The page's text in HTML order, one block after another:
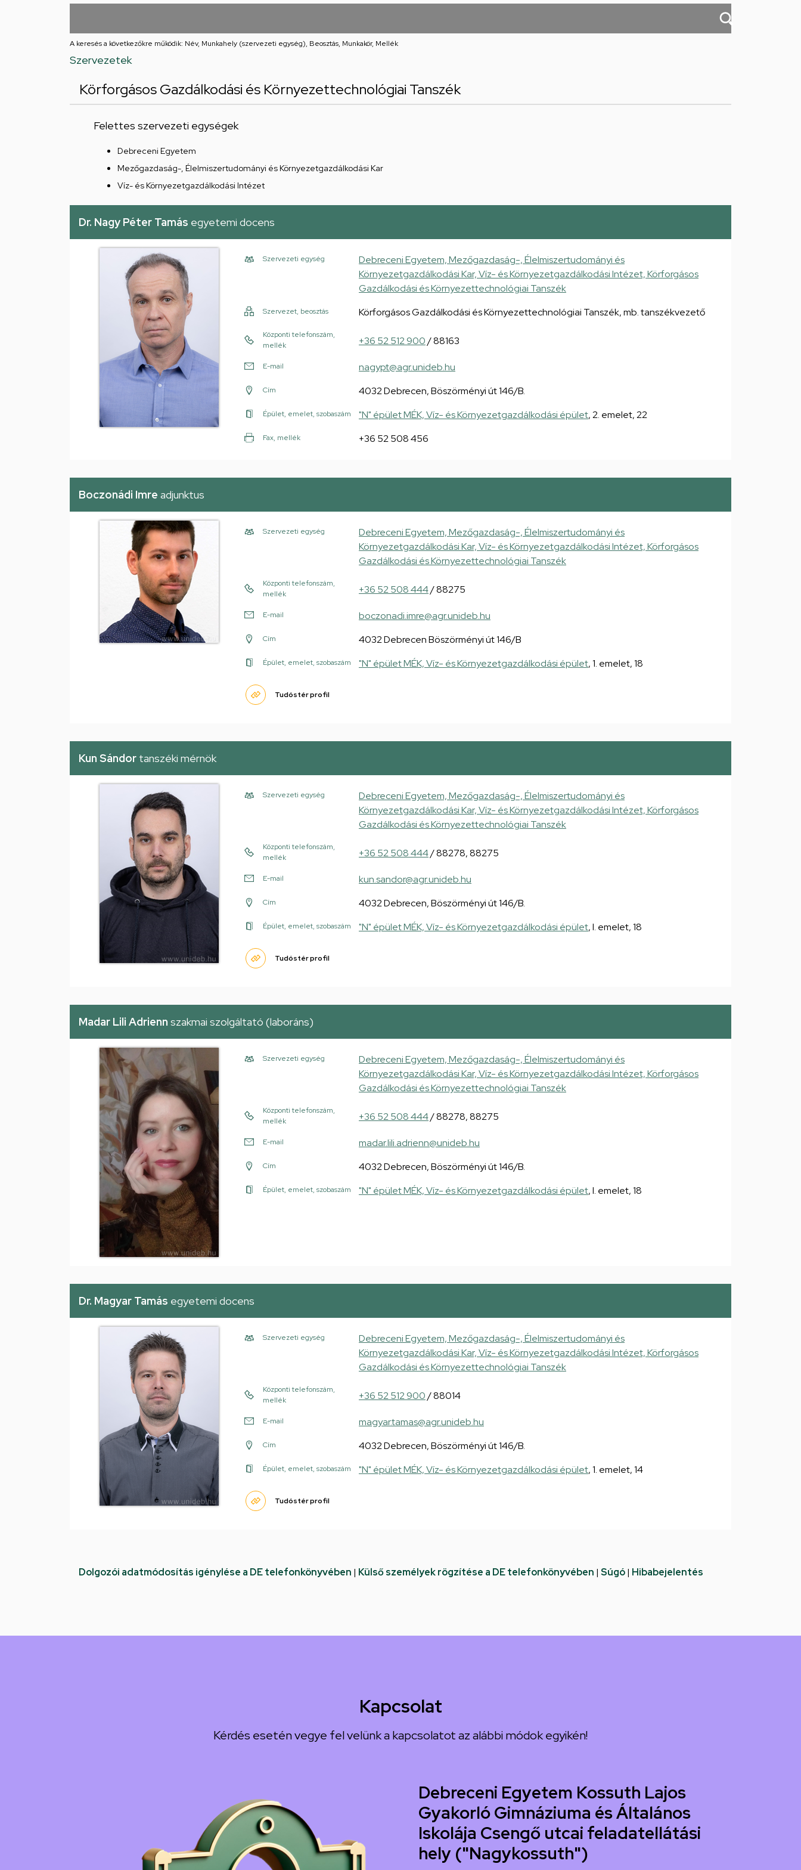
feladatellátási
A keresés a következőkre működik: Név, Munkahely (szervezeti egység), Beosztás, Munkakör, Mellék
Szervezetek
Körforgásos Gazdálkodási és Környezettechnológiai Tanszék
Felettes szervezeti egységek
Debreceni Egyetem
Mezőgazdaság-, Élelmiszertudományi és Környezetgazdálkodási Kar
Víz- és Környezetgazdálkodási Intézet
Dr. Nagy Péter Tamás egyetemi docens
Szervezeti egység
Debreceni Egyetem, Mezőgazdaság-, Élelmiszertudományi és
Környezetgazdálkodási Kar, Víz- és Környezetgazdálkodási Intézet, Körforgásos
Gazdálkodási és Környezettechnológiai Tanszék
Szervezet, beosztás Körforgásos Gazdálkodási és Környezettechnológiai Tanszék, mb. tanszékvezető
Központi telefonszám,
mellék
+36 52 512 900/ 88163
E-mail nagypt@agr.unideb.hu
Cím 4032 Debrecen, Böszörményi út 146/B.
Épület, emelet, szobaszám "N" épület MÉK, Víz- és Környezetgazdálkodási épület, 2. emelet, 22
Fax, mellék +36 52 508 456
Boczonádi Imre adjunktus
Szervezeti egység
Debreceni Egyetem, Mezőgazdaság-, Élelmiszertudományi és
Környezetgazdálkodási Kar, Víz- és Környezetgazdálkodási Intézet, Körforgásos
Gazdálkodási és Környezettechnológiai Tanszék
Központi telefonszám,
mellék
+36 52 508 444/ 88275
E-mail boczonadi.imre@agr.unideb.hu
Cím 4032 Debrecen Böszörményi út 146/B
Épület, emelet, szobaszám "N" épület MÉK, Víz- és Környezetgazdálkodási épület, 1. emelet, 18
Tudóstér profil
Kun Sándor tanszéki mérnök
Szervezeti egység
Debreceni Egyetem, Mezőgazdaság-, Élelmiszertudományi és
Környezetgazdálkodási Kar, Víz- és Környezetgazdálkodási Intézet, Körforgásos
Gazdálkodási és Környezettechnológiai Tanszék
Központi telefonszám,
mellék
+36 52 508 444/ 88278, 88275
E-mail kun.sandor@agr.unideb.hu
Cím 4032 Debrecen, Böszörményi út 146/B.
Épület, emelet, szobaszám "N" épület MÉK, Víz- és Környezetgazdálkodási épület, I. emelet, 18
Tudóstér profil
Madar Lili Adrienn szakmai szolgáltató (laboráns)
Szervezeti egység
Debreceni Egyetem, Mezőgazdaság-, Élelmiszertudományi és
Környezetgazdálkodási Kar, Víz- és Környezetgazdálkodási Intézet, Körforgásos
Gazdálkodási és Környezettechnológiai Tanszék
Központi telefonszám,
mellék
+36 52 508 444/ 88278, 88275
E-mail madar.lili.adrienn@unideb.hu
Cím 4032 Debrecen, Böszörményi út 146/B.
Épület, emelet, szobaszám "N" épület MÉK, Víz- és Környezetgazdálkodási épület, I. emelet, 18
Dr. Magyar Tamás egyetemi docens
Szervezeti egység
Debreceni Egyetem, Mezőgazdaság-, Élelmiszertudományi és
Környezetgazdálkodási Kar, Víz- és Környezetgazdálkodási Intézet, Körforgásos
Gazdálkodási és Környezettechnológiai Tanszék
Központi telefonszám,
mellék
+36 52 512 900/ 88014
E-mail magyar.tamas@agr.unideb.hu
Cím 4032 Debrecen, Böszörményi út 146/B.
Épület, emelet, szobaszám "N" épület MÉK, Víz- és Környezetgazdálkodási épület, 1. emelet, 14
Tudóstér profil
Dolgozói adatmódosítás igénylése a DE telefonkönyvében | Külső személyek rögzítése a DE telefonkönyvében | Súgó| Hibabejelentés
Kapcsolat
Kérdés esetén vegye fel velünk a kapcsolatot az alábbi módok egyikén!
Debreceni Egyetem Kossuth Lajos
Gyakorló Gimnáziuma és Általános
Iskolája Csengő utcai feladatellátási
hely ("Nagykossuth")